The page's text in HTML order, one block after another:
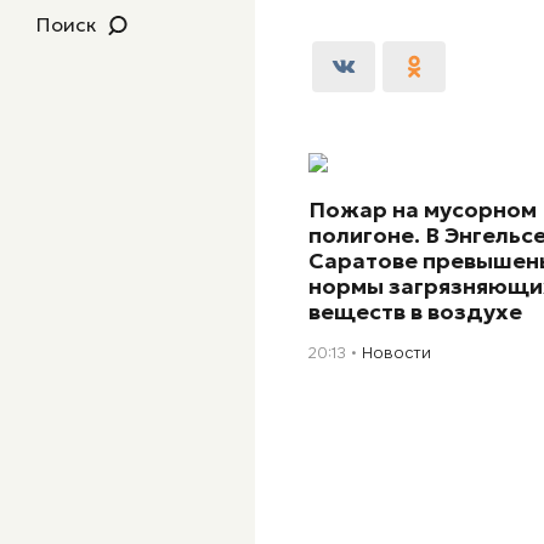
Поиск
Пожар на мусорном
полигоне. В
Саратове
нормы
веществ в воздухе
20:13 Новости